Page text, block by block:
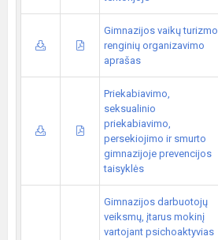
Gimnazijos vaikų turizmo
renginių organizavimo
aprašas
Priekabiavimo,
seksualinio
priekabiavimo,
persekiojimo ir smurto
gimnazijoje prevencijos
taisyklės
Gimnazijos darbuotojų
veiksmų, įtarus mokinį
vartojant psichoaktyvias